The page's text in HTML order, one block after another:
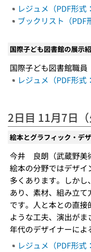
レジュメ（PDF形式
ブックリスト（PDF
国際子ども図書館の展示
国際子ども図書館職員
レジュメ（PDF形式
2日目 11月7日（
絵本とグラフィック・デ
今井 良朗（武蔵野美
絵本の分野ではデザ
多くあります。しか
あり、素材、組み立
です。人と本との直
ような工夫、演出が
年代のデザイナーによ
レジュメ（PDF形式